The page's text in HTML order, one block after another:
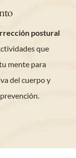
postural
que
mente para
del cuerpo y